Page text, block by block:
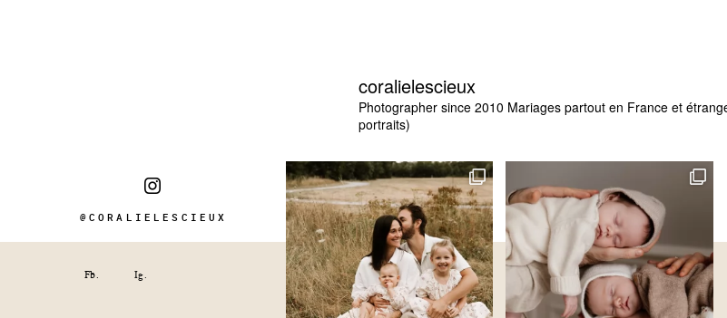
@CORALIELESCIEUX
coralielescieux
Photographer since 2010 Mariages partout en France et
portraits)